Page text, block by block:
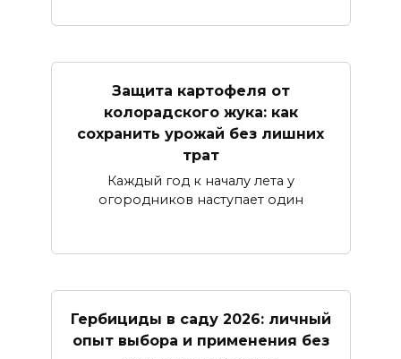
Защита картофеля от
колорадского жука: как
сохранить урожай без лишних
трат
Каждый год к началу лета у
огородников наступает один
Гербициды в саду 2026: личный
опыт выбора и применения без